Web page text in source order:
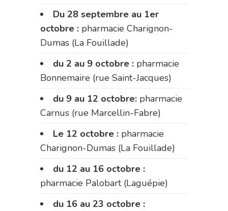
Du 28 septembre au 1er
octobre : pharmacie Charignon-
Dumas (La Fouillade)
du 2 au 9 octobre : pharmacie
Bonnemaire (rue Saint-Jacques)
du 9 au 12 octobre: pharmacie
Carnus (rue Marcellin-Fabre)
Le 12 octobre : pharmacie
Charignon-Dumas (La Fouillade)
du 12 au 16 octobre :
pharmacie Palobart (Laguépie)
du 16 au 23 octobre :